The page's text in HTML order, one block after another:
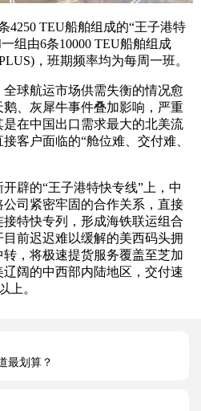
TEU船舶组成的“王子港特
组由6条10000 TEU船舶组成
，班期频率均为每周一班。
球航运市场供需失衡的情况愈
、灰犀牛事件叠加影响，严重
在中国出口需求最大的北美流
客户面临的“舱位难、交付难、
的“王子港特快专线”上，中
司紧密牢固的合作关系，直接
特快专列，形成海铁联运组合
前迟迟难以缓解的美西码头拥
，将极速提货服务覆盖至芝加
阔的中西部内陆地区，交付速
上。
最划算？